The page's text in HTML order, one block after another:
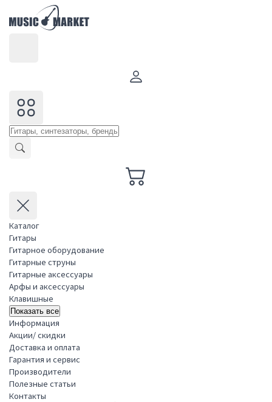
Каталог
Гитары
Гитарное оборудование
Гитарные струны
Гитарные аксессуары
Арфы и аксессуары
Клавишные
Показать все
Информация
Акции/ скидки
Доставка и оплата
Гарантия и сервис
Производители
Полезные статьи
Контакты